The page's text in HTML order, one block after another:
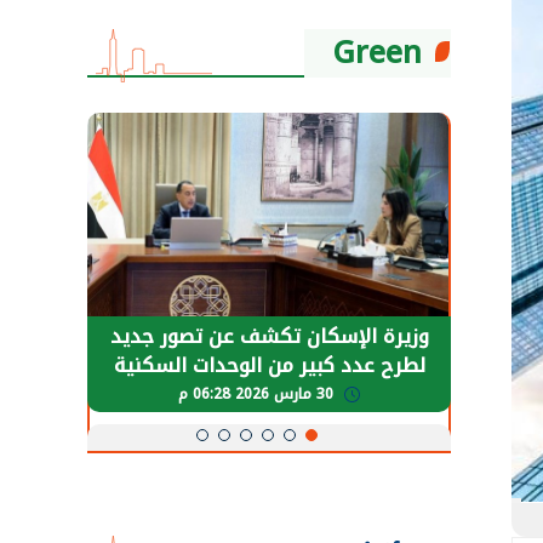
Green
دولي وزيرة الإسكان تكشف عن تصور جديد
لطرح عدد كبير من الوحدات السكنية
بنظام الإيجار